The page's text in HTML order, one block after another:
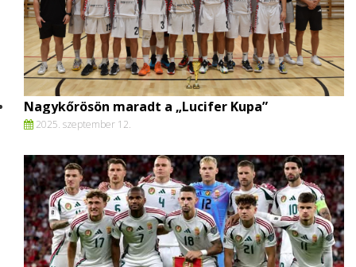
Nagykőrösön maradt a „Lucifer Kupa”
2025. szeptember 12.